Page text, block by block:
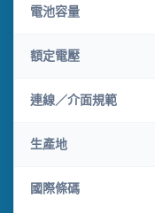
電池容量
額定電壓
連線／介面規範
生產地
國際條碼